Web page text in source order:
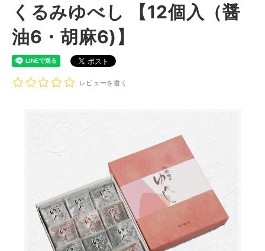
くるみゆべし 【12個入（醤
油6・胡麻6)】
レビューを書く